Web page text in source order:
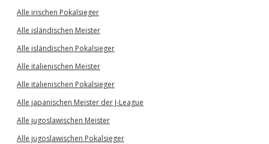
Alle irischen Pokalsieger
Alle isländischen Meister
Alle isländischen Pokalsieger
Alle italienischen Meister
Alle italienischen Pokalsieger
Alle japanischen Meister der J-League
Alle jugoslawischen Meister
Alle jugoslawischen Pokalsieger